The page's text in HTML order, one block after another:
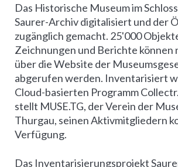
Das Historische Museum im
Saurer-Archiv digitalisiert und der
zugänglich gemacht. 25'000
Zeichnungen und Berichte können
über die Website der
abgerufen werden. Inventarisiert
Cloud-basierten Programm
stellt MUSE.TG, der Verein der
Thurgau, seinen Aktivmitgliedern
Verfügung.
Das Inventarisierungsprojekt